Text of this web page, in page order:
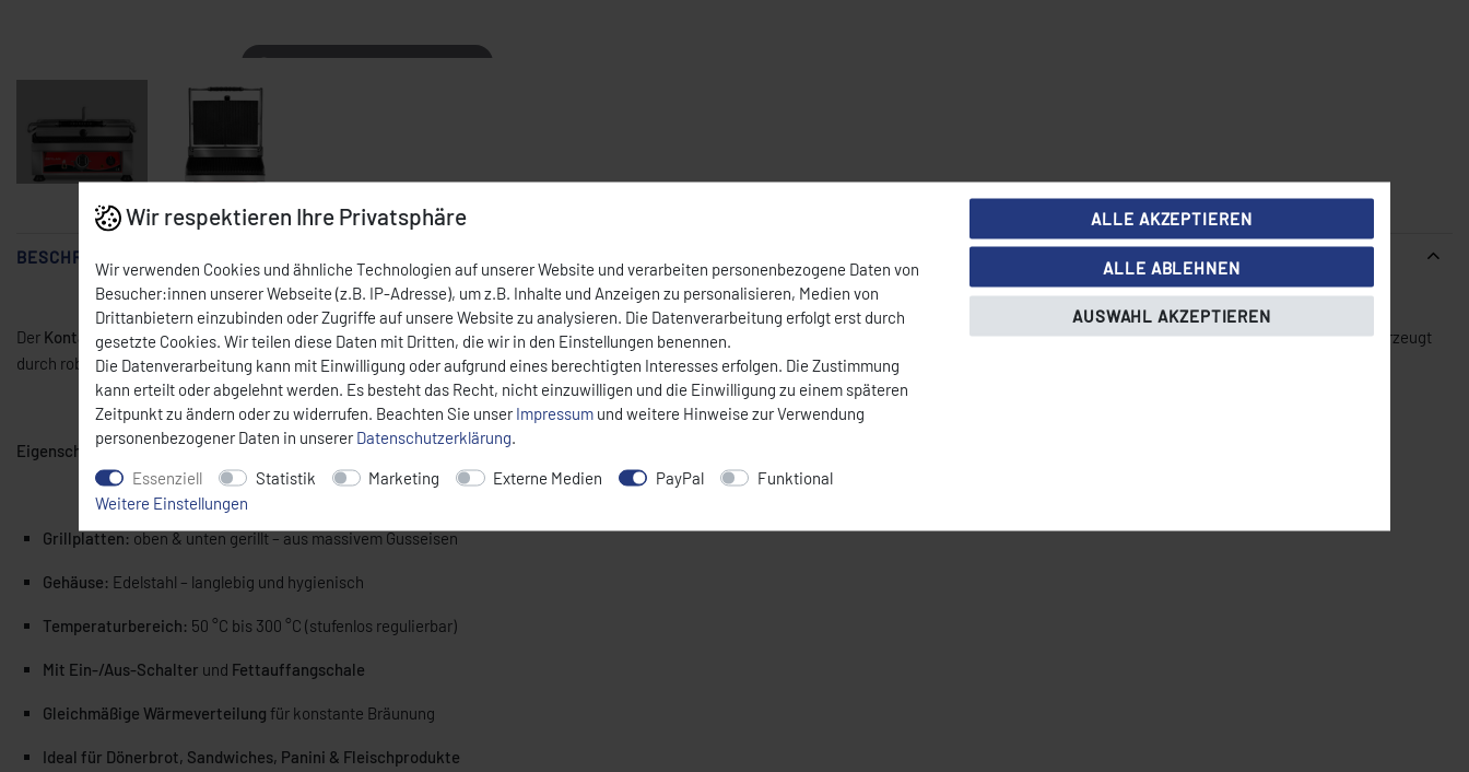
Mit der Maus über das Bild fahren
BESCHREIBUNG
Der Kontaktgrill KG 2735-Eist ein leistungsstarker und kompakter Grill mitbeidseitig gerillten Gusseisenplatten
, ideal zum Rösten und Aufbacken von Dönerbrot, Panini oder Fleisch. Das Gerät überzeugt
durch robuste Edelstahlverarbeitung, gleichmäßige Hitzeverteilung und einfache Bedienung – perfekt für den täglichen Einsatz in Imbiss, Restaurant oder Foodtruck.
Eigenschaften:
Grillplatten:oben & unten gerillt – aus massivem Gusseisen
Gehäuse: Edelstahl – langlebig und hygienisch
Temperaturbereich: 50 °C bis 300 °C (stufenlos regulierbar)
Mit Ein-/Aus-Schalter und Fettauffangschale
Gleichmäßige Wärmeverteilung für konstante Bräunung
Ideal für Dönerbrot, Sandwiches, Panini & Fleischprodukte
Wir respektieren Ihre Privatsphäre
Wir verwenden Cookies und ähnliche Technologien auf unserer Website und verarbeiten personenbezogene Daten von
Besucher:innen unserer Webseite (z.B. IP-Adresse), um z.B. Inhalte und Anzeigen zu personalisieren, Medien von
Drittanbietern einzubinden oder Zugriffe auf unsere Website zu analysieren. Die Datenverarbeitung erfolgt erst durch
gesetzte Cookies. Wir teilen diese Daten mit Dritten, die wir in den Einstellungen benennen.
Die Datenverarbeitung kann mit Einwilligung oder aufgrund eines berechtigten Interesses erfolgen. Die Zustimmung
kann erteilt oder abgelehnt werden. Es besteht das Recht, nicht einzuwilligen und die Einwilligung zu einem späteren
Zeitpunkt zu ändern oder zu widerrufen. Beachten Sie unserImpressum und weitere Hinweise zur Verwendung
personenbezogener Daten in unsererDaten­schutz­erklärung
Essenziell Statistik Marketing Externe Medien PayPal
Funktional
Weitere Einstellungen
ALLE AKZEPTIEREN
ALLE ABLEHNEN
AUSWAHL AKZEPTIEREN